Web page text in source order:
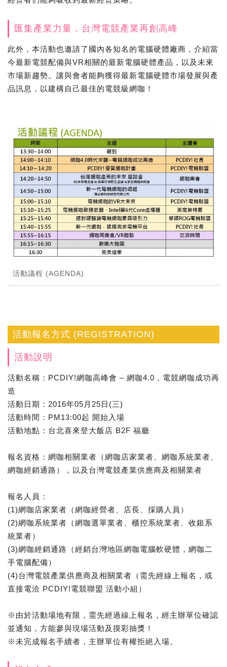
匯集產業力量，台灣電競產業再創高峰
此外，本活動也邀請了國內各知名的電腦硬體廠商，介紹當
今最新電競配備與VR相關的最新電腦硬體產品，以及未來
市場新趨勢。讓與會者能夠獲得最新電腦硬體市場發展與產
品訊息，以建構自己最佳的電競級網咖！
活動議程 (AGENDA)
活動報名方式 (REGISTRATION)
活動說明
活動名稱：PCDIY!網咖高峰會 – 網咖4.0，電競網咖成功再
造
活動日期：2016年05月25日(三)
活動時間：PM13:00起 開始入場
活動地點：台北喜來登大飯店 B2F 福廳
報名資格：網咖相關業者（網咖店家業者、網咖系統業者、
網咖經銷通路），以及台灣電競產業供應商及相關業者
報名人員：
(1)網咖店家業者（網咖經營者、店長、採購人員）
(2)網咖系統業者（網咖選單業者、櫃控系統業者、收銀系
統業者）
(3)網咖經銷通路（經銷台灣地區網咖電腦軟硬體，網咖二
手電腦配備）
(4)台灣電競產業供應商及相關業者（需先經線上報名，或
直接電洽 PCDIY!電競聯盟 活動小組）
※由於活動場地有限，需先經過線上報名，經主辦單位確認
並通知，方能參與現場活動及摸彩抽獎！
※未完成報名手續者，主辦單位有權拒絕入場。